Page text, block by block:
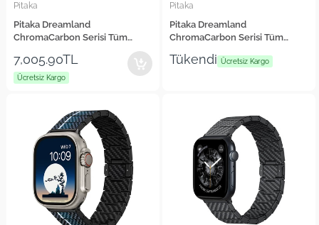
Pitaka
Pitaka Dreamland
ChromaCarbon Serisi Tüm
Uyumlu Aramid Fiber ve
Karbon Fiber Mosaic Universal
7,005.90TL
Ücretsiz Kargo
Pitaka
Pitaka Dreamland
ChromaCarbon Serisi Tüm
Uyumlu Aramid Fiber ve
Tükendi Ücretsiz Kargo